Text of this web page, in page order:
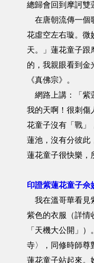
總歸會回到摩訶雙
在唐朝流傳一個
花虛空左右璇。微
天。」蓮花童子跟
的，我親眼看到金
《真佛宗》。
網路上講：「紫
我的天啊！很刺傷
花童子沒有「戰」
蓮池，沒有分彼此
蓮花童子很快樂，
印證紫蓮花童子佘
我在溫哥華看見
紫色的衣服（詳情
「天機大公開」
寺〉，同修時師尊
蓮花童子站起來。